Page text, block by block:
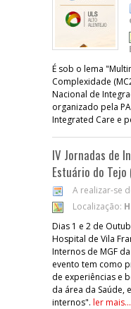
É sob o lema
Complexidade
Nacional de
organizado pela
Integrated Care e
IV Jornadas de
Estuário do Tejo
A realizar-se
Localização:
Dias 1 e 2 de
Hospital de Vila
Internos de MGF da
evento tem como
de experiências e
da área da Saúde,
internos". ler mais...